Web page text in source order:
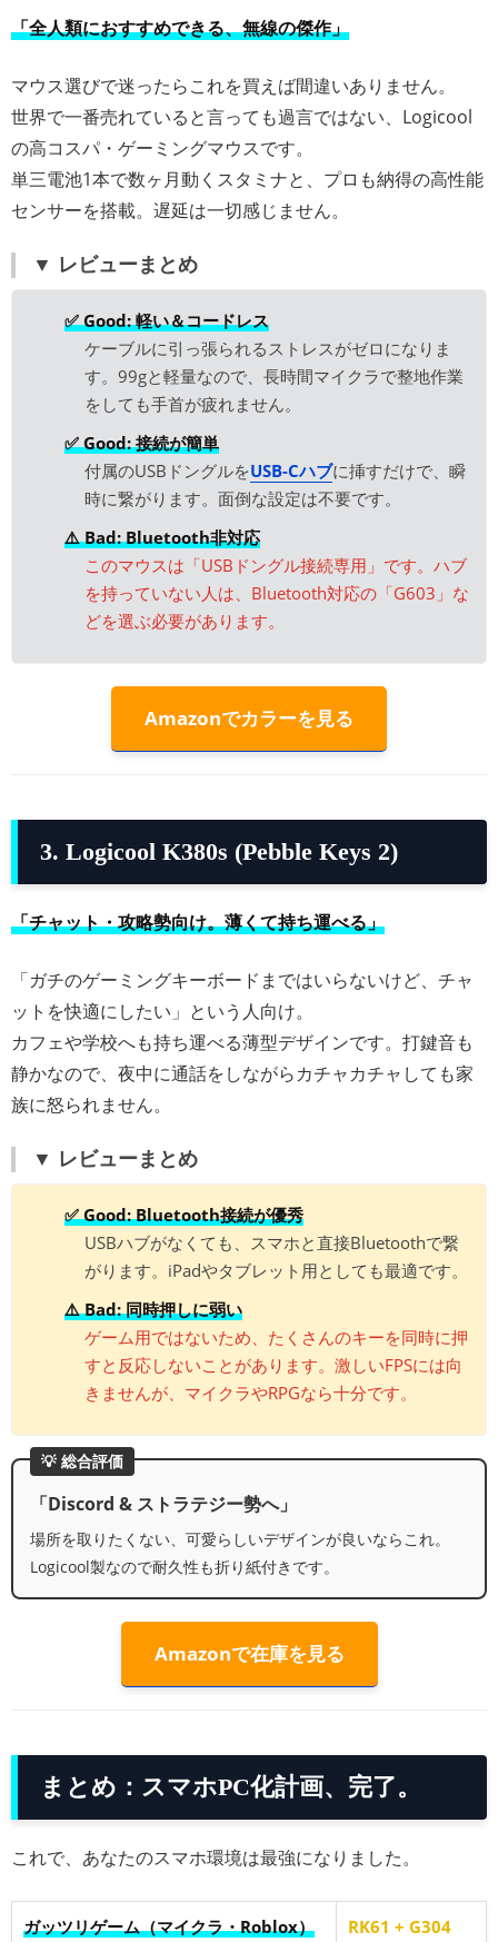
「全人類におすすめできる、無線の傑作」
マウス選びで迷ったらこれを買えば間違いありません。
世界で一番売れていると言っても過言ではない、Logicool
の高コスパ・ゲーミングマウスです。
単三電池1本で数ヶ月動くスタミナと、プロも納得の高性能
センサーを搭載。遅延は一切感じません。
▼ レビューまとめ
✅ Good: 軽い＆コードレス
ケーブルに引っ張られるストレスがゼロになりま
す。99gと軽量なので、長時間マイクラで整地作業
をしても手首が疲れません。
✅ Good: 接続が簡単
付属のUSBドングルをUSB-Cハブに挿すだけで、瞬
時に繋がります。面倒な設定は不要です。
⚠️ Bad: Bluetooth非対応
このマウスは「USBドングル接続専用」です。ハブ
を持っていない人は、Bluetooth対応の「G603」な
どを選ぶ必要があります。
Amazonでカラーを見る
3. Logicool K380s (Pebble Keys 2)
「チャット・攻略勢向け。薄くて持ち運べる」
「ガチのゲーミングキーボードまではいらないけど、チャ
ットを快適にしたい」という人向け。
カフェや学校へも持ち運べる薄型デザインです。打鍵音も
静かなので、夜中に通話をしながらカチャカチャしても家
族に怒られません。
▼ レビューまとめ
✅ Good: Bluetooth接続が優秀
USBハブがなくても、スマホと直接Bluetoothで繋
がります。iPadやタブレット用としても最適です。
⚠️ Bad: 同時押しに弱い
ゲーム用ではないため、たくさんのキーを同時に押
すと反応しないことがあります。激しいFPSには向
きませんが、マイクラやRPGなら十分です。
💡 総合評価
「Discord & ストラテジー勢へ」
場所を取りたくない、可愛らしいデザインが良いならこれ。
Logicool製なので耐久性も折り紙付きです。
Amazonで在庫を見る
まとめ：スマホPC化計画、完了。
これで、あなたのスマホ環境は最強になりました。
ガッツリゲーム（マイクラ・Roblox） RK61 + G304